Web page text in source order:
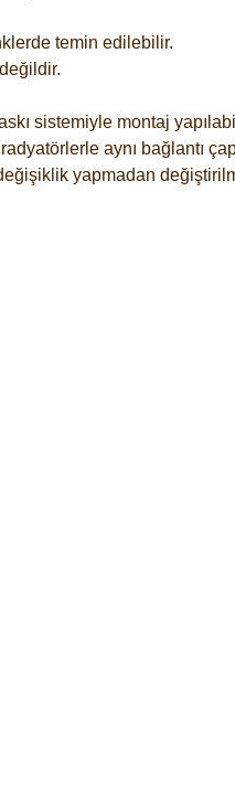
temin edilebilir.
sistemiyle montaj
aynı bağlantı
yapmadan